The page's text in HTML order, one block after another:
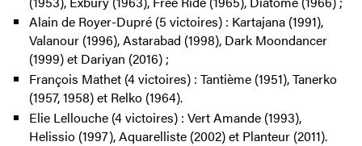
Alain de Royer-Dupré (5 victoires) : Kartajana (1991),
Valanour (1996), Astarabad (1998), Dark Moondancer
(1999) et Dariyan (2016) ;
François Mathet (4 victoires) : Tantième (1951), Tanerko
(1957, 1958) et Relko (1964).
Elie Lellouche (4 victoires) : Vert Amande (1993),
Helissio (1997), Aquarelliste (2002) et Planteur (2011).